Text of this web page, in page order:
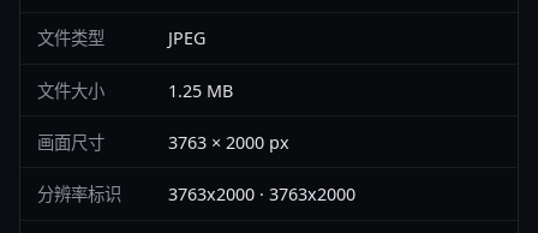
文件类型 JPEG
文件大小 1.25 MB
画面尺寸 3763 × 2000 px
分辨率标识 3763x2000 · 3763x2000